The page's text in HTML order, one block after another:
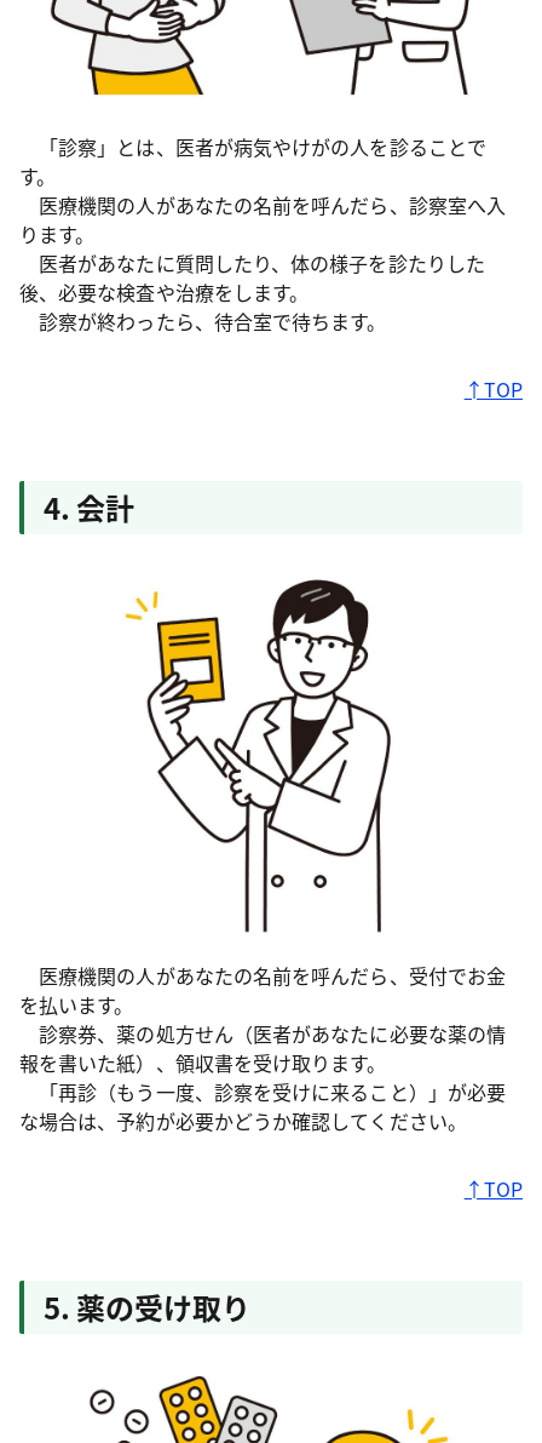
「診察」とは、医者が病気やけがの人を診ることで
す。
医療機関の人があなたの名前を呼んだら、診察室へ入
ります。
医者があなたに質問したり、体の様子を診たりした
後、必要な検査や治療をします。
診察が終わったら、待合室で待ちます。
↑TOP
4. 会計
医療機関の人があなたの名前を呼んだら、受付でお金
を払います。
診察券、薬の処方せん（医者があなたに必要な薬の情
報を書いた紙）、領収書を受け取ります。
「再診（もう一度、診察を受けに来ること）」が必要
な場合は、予約が必要かどうか確認してください。
↑TOP
5. 薬の受け取り